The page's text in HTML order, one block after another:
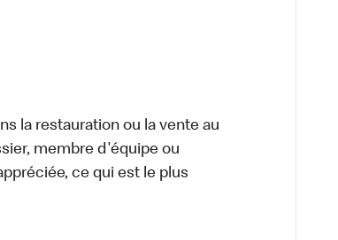
la restauration ou la vente au
membre d'équipe ou
ce qui est le plus